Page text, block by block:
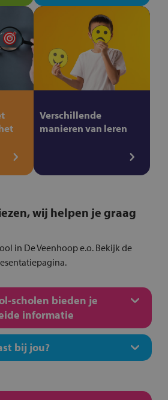
Verschillende
manieren van leren
wij helpen je graag
in De Veenhoop e.o. Bekijk de
scholen bieden je
informatie
bij jou?